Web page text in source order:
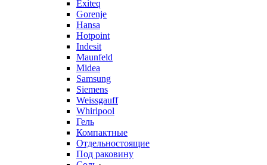
Exiteq
Gorenje
Hansa
Hotpoint
Indesit
Maunfeld
Midea
Samsung
Siemens
Weissgauff
Whirlpool
Гель
Компактные
Отдельностоящие
Под раковину